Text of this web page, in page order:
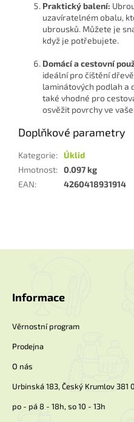
Praktický balení:
uzavíratelném obalu,
ubrousků. Můžete je
když je potřebujete.
Domácí a cestovní
ideální pro čištění
laminátových podlah a
také vhodné pro
osvěžit povrchy ve
Doplňkové parametry
Kategorie: Úklid
Hmotnost: 0.097 kg
EAN: 4260418931914
Informace
Věrnostní program
Prodejna
O nás
Urbinská 183, Český Krumlov 381
po - pá 8 - 18h, so 10 - 13h